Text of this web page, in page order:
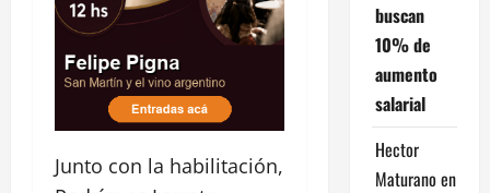
Junto con la habilitación,
buscan
10% de
aumento
salarial
Hector
Maturano en